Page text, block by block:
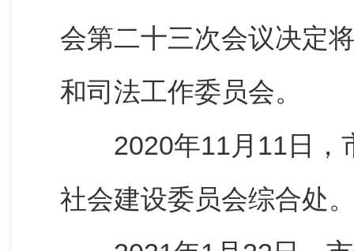
会第二十三次会议决定
和司法工作委员会。
2020年11月11日，
社会建设委员会综合处